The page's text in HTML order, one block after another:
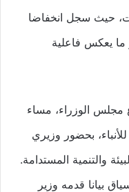
حيث سجل انخفاضا
ما يعكس فاعلية
مجلس الوزراء، مساء
للأنباء، بحضور وزيري
والتنمية المستدامة.
بيانا قدمه وزير